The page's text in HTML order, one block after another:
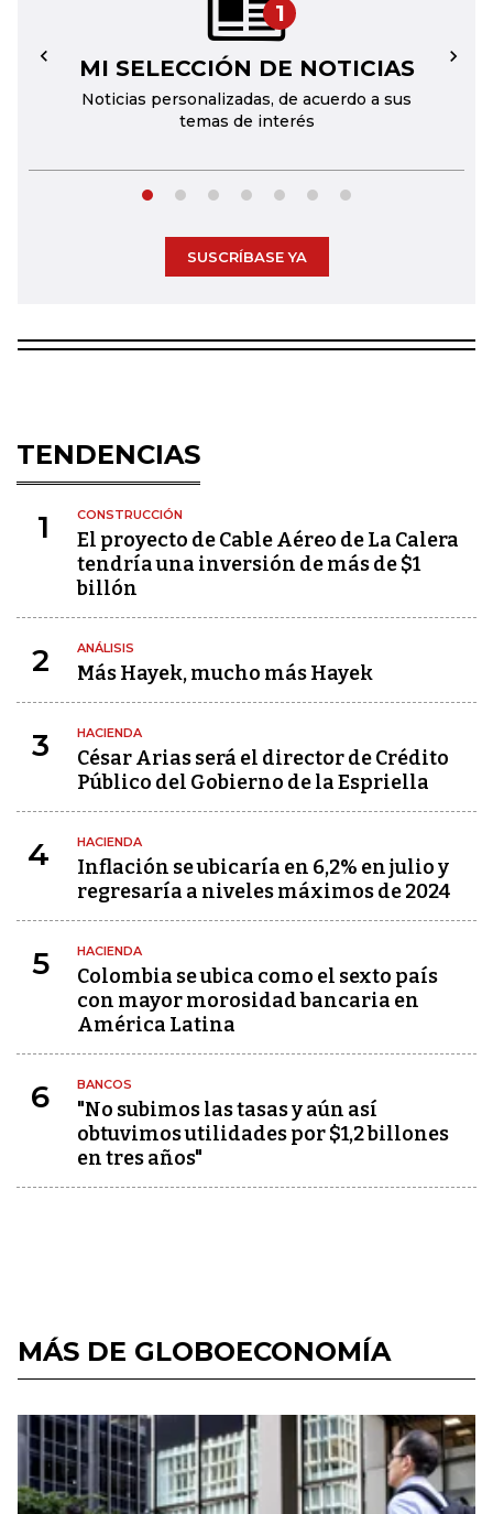
1
MI SELECCIÓN DE NOTICIAS
Noticias personalizadas, de acuerdo a sus
temas de interés
← →
SUSCRÍBASE YA
TENDENCIAS
1 CONSTRUCCIÓN
El proyecto de Cable Aéreo de La Calera
tendría una inversión de más de $1
billón
2 ANÁLISIS
Más Hayek, mucho más Hayek
3 HACIENDA
César Arias será el director de Crédito
Público del Gobierno de la Espriella
4 HACIENDA
Inflación se ubicaría en 6,2% en julio y
regresaría a niveles máximos de 2024
5 HACIENDA
Colombia se ubica como el sexto país
con mayor morosidad bancaria en
América Latina
6 BANCOS
"No subimos las tasas y aún así
obtuvimos utilidades por $1,2 billones
en tres años"
MÁS DE GLOBOECONOMÍA